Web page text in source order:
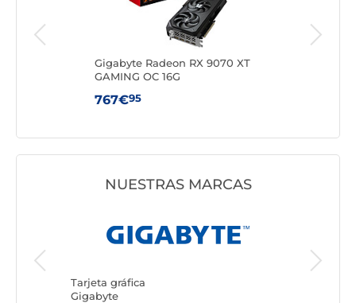
Gigabyte Radeon RX 9070 XT
GAMING OC 16G
767€95
NUESTRAS MARCAS
Tarjeta gráfica
Gigabyte
Tarjeta
ASUS